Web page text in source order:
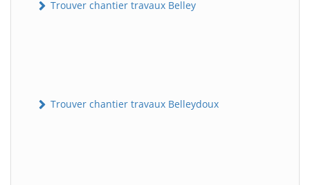
Trouver chantier travaux Belley
Trouver chantier travaux Belleydoux